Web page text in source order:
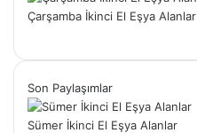
Çarşamba İkinci El Eşya Alanlar
Son Paylaşımlar
Sümer İkinci El Eşya Alanlar